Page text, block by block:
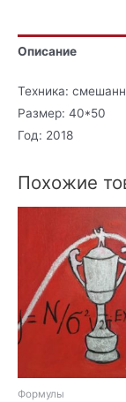
Описание
Техника:
Размер: 40*50
Год: 2018
Похожие
Формулы